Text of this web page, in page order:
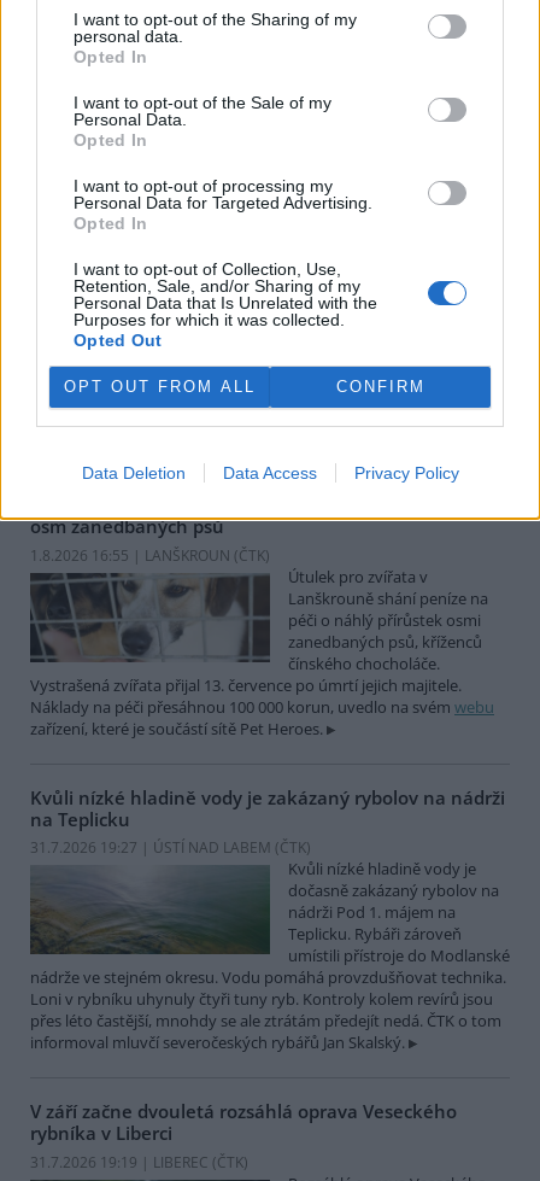
I want to opt-out of the Sharing of my
personal data.
Opted In
I want to opt-out of the Sale of my
Personal Data.
Opted In
I want to opt-out of processing my
Personal Data for Targeted Advertising.
Opted In
I want to opt-out of Collection, Use,
Retention, Sale, and/or Sharing of my
Personal Data that Is Unrelated with the
Purposes for which it was collected.
Opted Out
OPT OUT FROM ALL CONFIRM
Data Deletion Data Access Privacy Policy
dohledem svých matek skotačí ve výběhu s ostatními členy stáda.
Olomoucká zoo začala chovat zubry v roce 1973. O třináct let
později chov tohoto největšího divokého evropského kopytníka
tam narodilo 21 mláďat.
siluetami zvěře
1.8.2026 17:22 | PLZEŇ (
Seneckého rybníka vzdělávací
stezku, která hravou formou
seznamuje děti i dospělé s
obyvateli lesa. Využívá siluety
zvířat, QR kódy a mobilní aplikaci. Stezka je určena rodinám s dětmi
i dětským skupinám, které chodí do přírody. Za 244 000 korun ji
zajistila městská organizace Správa veřejného statku (SVS) města
Plzně, řekl ČTK vedoucí úseku lesů, zeleně a vodního hospodářství
osm zanedbaných psů
1.8.2026 16:55 | LANŠKROUN (ČTK)
Útulek pro zvířata v
Lanškrouně shání peníze na
péči o náhlý přírůstek osmi
zanedbaných psů, kříženců
čínského chocholáče.
Vystrašená zvířata přijal 13. července po úmrtí jejich majitele.
Náklady na péči přesáhnou 100 000 korun, uvedlo na svém webu
zařízení, které je součástí sítě Pet Heroes.
Kvůli nízké hladině vody je zakázaný rybolov na nádrži
na Teplicku
31.7.2026 19:27 | ÚSTÍ NAD LABEM (ČTK)
Kvůli nízké hladině vody je
dočasně zakázaný rybolov na
nádrži Pod 1. májem na
Teplicku. Rybáři zároveň
umístili přístroje do Modlanské
nádrže ve stejném okresu. Vodu pomáhá provzdušňovat technika.
Loni v rybníku uhynuly čtyři tuny ryb. Kontroly kolem revírů jsou
přes léto častější, mnohdy se ale ztrátám předejít nedá. ČTK o tom
informoval mluvčí severočeských rybářů Jan Skalský.
V září začne dvouletá rozsáhlá oprava Veseckého
rybníka v Liberci
31.7.2026 19:19 | LIBEREC (ČTK)